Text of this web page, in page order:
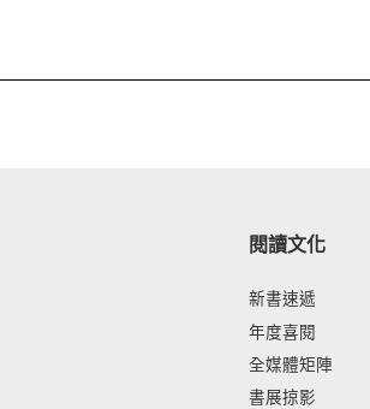
閱讀文化
新書速遞
年度喜閱
全媒體矩陣
書展掠影